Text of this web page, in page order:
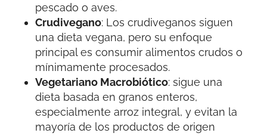
pescado o aves.
Crudivegano: Los crudiveganos siguen
una dieta vegana, pero su enfoque
principal es consumir alimentos crudos o
mínimamente procesados.
Vegetariano Macrobiótico: sigue una
dieta basada en granos enteros,
especialmente arroz integral, y evitan la
mayoría de los productos de origen